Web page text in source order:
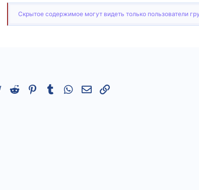
Скрытое содержимое могут видеть только пользователи
TwitterReddit Pinterest
TumblrWhatsAppЭлектронная почта
Ссылка